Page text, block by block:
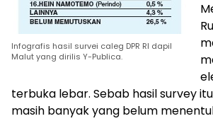
Infografis hasil survei caleg DPR RI dapil
Malut yang dirilis Y-Publica.
terbuka lebar. Sebab hasil survey
masih banyak yang belum